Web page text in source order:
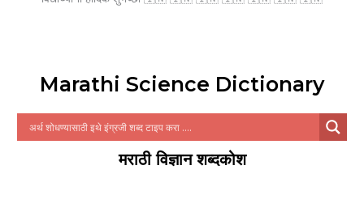
Marathi Science Dictionary
मराठी विज्ञान शब्दकोश